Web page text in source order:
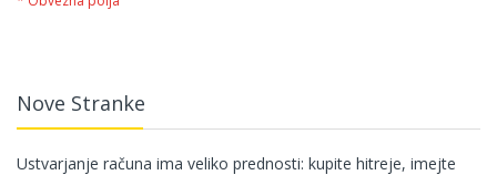
Nove Stranke
Ustvarjanje računa ima veliko prednosti: kupite hitreje, imejte